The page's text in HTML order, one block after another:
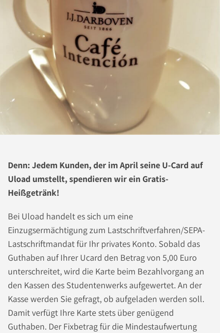
Denn: Jedem Kunden, der im April seine U-Card auf
Uload umstellt, spendieren wir ein Gratis-
Heißgetränk!
Bei Uload handelt es sich um eine
Einzugsermächtigung zum Lastschriftverfahren/SEPA-
Lastschriftmandat für Ihr privates Konto. Sobald das
Guthaben auf Ihrer Ucard den Betrag von 5,00 Euro
unterschreitet, wird die Karte beim Bezahlvorgang an
den Kassen des Studentenwerks aufgewertet. An der
Kasse werden Sie gefragt, ob aufgeladen werden soll.
Damit verfügt Ihre Karte stets über genügend
Guthaben. Der Fixbetrag für die Mindestaufwertung